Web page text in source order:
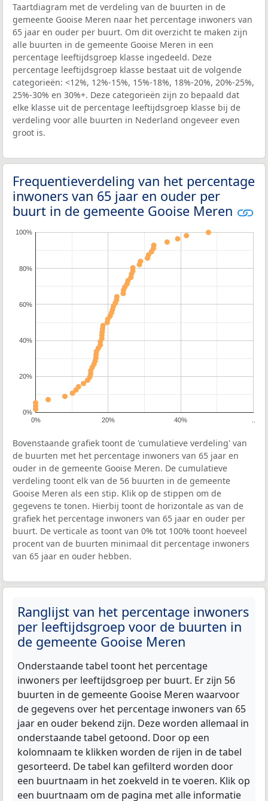
Taartdiagram met de verdeling van de buurten in de
gemeente Gooise Meren naar het percentage inwoners van
65 jaar en ouder per buurt. Om dit overzicht te maken zijn
alle buurten in de gemeente Gooise Meren in een
percentage leeftijdsgroep klasse ingedeeld. Deze
percentage leeftijdsgroep klasse bestaat uit de volgende
categorieën: <12%, 12%-15%, 15%-18%, 18%-20%, 20%-25%,
25%-30% en 30%+. Deze categorieën zijn zo bepaald dat
elke klasse uit de percentage leeftijdsgroep klasse bij de
verdeling voor alle buurten in Nederland ongeveer even
groot is.
Frequentieverdeling van het percentage
inwoners van 65 jaar en ouder per
buurt in de gemeente Gooise Meren
0% 20% 40%
0%
20%
40%
60%
80%
100%
Bovenstaande grafiek toont de 'cumulatieve verdeling' van
de buurten met het percentage inwoners van 65 jaar en
ouder in de gemeente Gooise Meren. De cumulatieve
verdeling toont elk van de 56 buurten in de gemeente
Gooise Meren als een stip. Klik op de stippen om de
gegevens te tonen. Hierbij toont de horizontale as van de
grafiek het percentage inwoners van 65 jaar en ouder per
buurt. De verticale as toont van 0% tot 100% toont hoeveel
procent van de buurten minimaal dit percentage inwoners
van 65 jaar en ouder hebben.
Ranglijst van het percentage inwoners
per leeftijdsgroep voor de buurten in
de gemeente Gooise Meren
Onderstaande tabel toont het percentage
inwoners per leeftijdsgroep per buurt. Er zijn 56
buurten in de gemeente Gooise Meren waarvoor
de gegevens over het percentage inwoners van 65
jaar en ouder bekend zijn. Deze worden allemaal in
onderstaande tabel getoond. Door op een
kolomnaam te klikken worden de rijen in de tabel
gesorteerd. De tabel kan gefilterd worden door
een buurtnaam in het zoekveld in te voeren. Klik op
een buurtnaam om de pagina met alle informatie